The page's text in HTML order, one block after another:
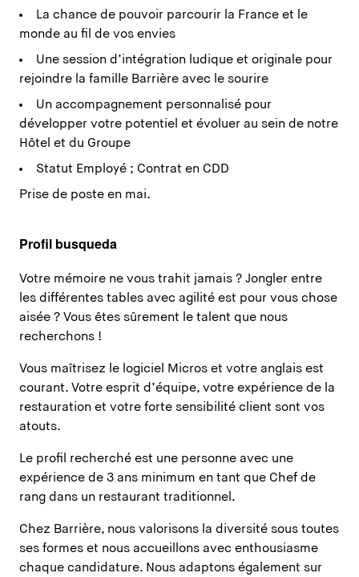
La chance de pouvoir parcourir la France et le
monde au fil de vos envies
Une session d’intégration ludique et originale pour
rejoindre la famille Barrière avec le sourire
Un accompagnement personnalisé pour
développer votre potentiel et évoluer au sein de notre
Hôtel et du Groupe
Statut Employé ; Contrat en CDD
Prise de poste en mai.
Profil busqueda
Votre mémoire ne vous trahit jamais ? Jongler entre
les différentes tables avec agilité est pour vous chose
aisée ? Vous êtes sûrement le talent que nous
recherchons !
Vous maîtrisez le logiciel Micros et votre anglais est
courant. Votre esprit d’équipe, votre expérience de la
restauration et votre forte sensibilité client sont vos
atouts.
Le profil recherché est une personne avec une
expérience de 3 ans minimum en tant que Chef de
rang dans un restaurant traditionnel.
Chez Barrière, nous valorisons la diversité sous toutes
ses formes et nous accueillons avec enthousiasme
chaque candidature. Nous adaptons également sur